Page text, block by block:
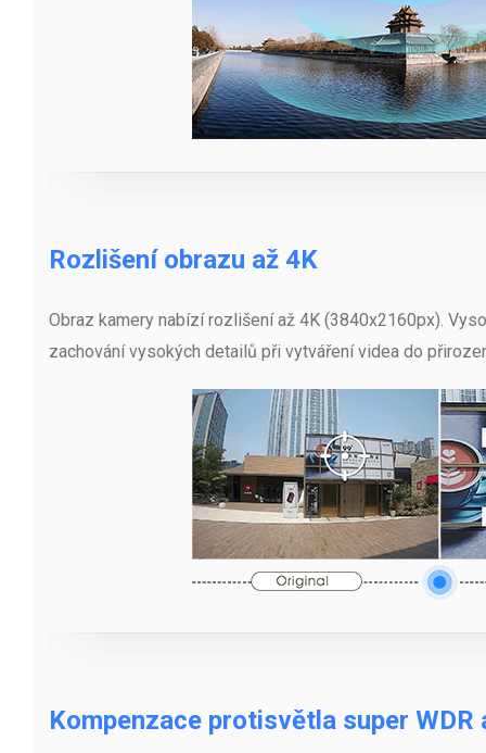
Rozlišení obrazu až 4K
Obraz kamery nabízí rozlišení až 4K (3840x2160px).
zachování vysokých detailů při vytváření videa do
Kompenzace protisvětla super WDR